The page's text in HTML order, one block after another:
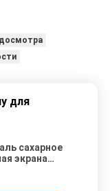
досмотра
для
сахарное
экрана